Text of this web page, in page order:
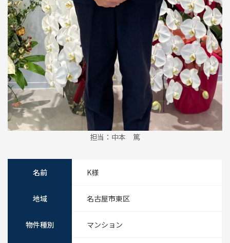
担当：中本 篤
名前 K様
地域 名古屋市東区
物件種別 マンション